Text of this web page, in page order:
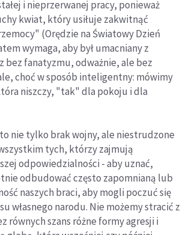
i nieprzerwanej pracy, ponieważ
kwiat, który usiłuje zakwitnąć
(Orędzie na Światowy Dzień
wymaga, aby był umacniany z
bez fanatyzmu, odważnie, ale bez
choć w sposób inteligentny: mówimy
niszczy, "tak" dla pokoju i dla
nie tylko brak wojny, ale niestrudzone
tych, którzy zajmują
odpowiedzialności - aby uznać,
odbudować często zapomnianą lub
naszych braci, aby mogli poczuć się
własnego narodu. Nie możemy stracić z
równych szans różne formy agresji i